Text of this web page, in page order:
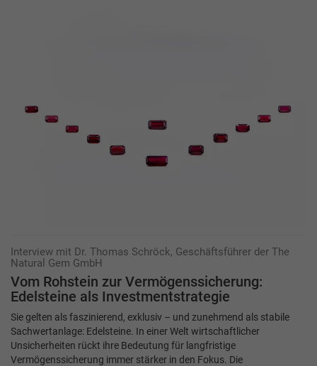
Interview mit Dr. Thomas Schröck, Geschäftsführer der The
Natural Gem GmbH
Vom Rohstein zur Vermögenssicherung:
Edelsteine als Investmentstrategie
Sie gelten als faszinierend, exklusiv – und zunehmend als stabile
Sachwertanlage: Edelsteine. In einer Welt wirtschaftlicher
Unsicherheiten rückt ihre Bedeutung für langfristige
Vermögenssicherung immer stärker in den Fokus. Die